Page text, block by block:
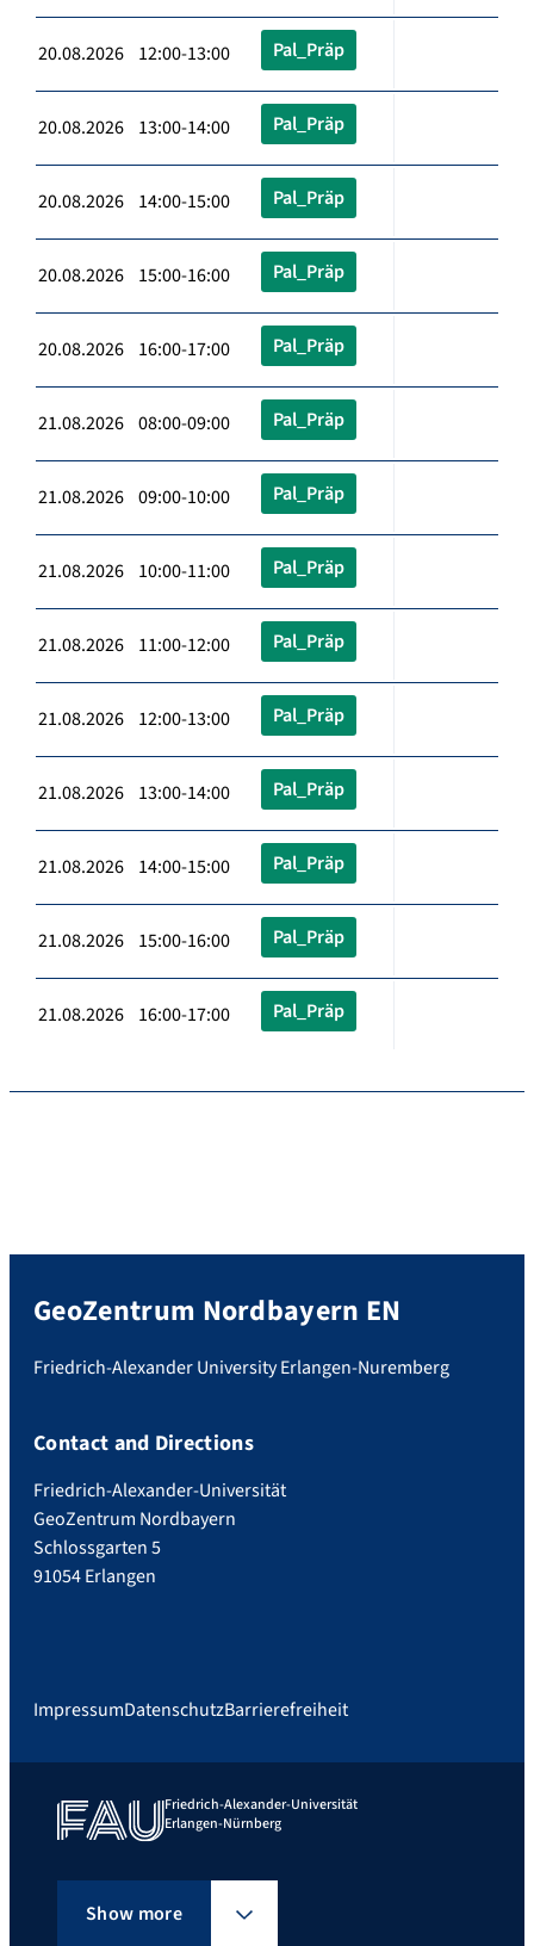
20.08.2026 12:00-13:00 Pal_Präp
20.08.2026 13:00-14:00 Pal_Präp
20.08.2026 14:00-15:00 Pal_Präp
20.08.2026 15:00-16:00 Pal_Präp
20.08.2026 16:00-17:00 Pal_Präp
21.08.2026 08:00-09:00 Pal_Präp
21.08.2026 09:00-10:00 Pal_Präp
21.08.2026 10:00-11:00 Pal_Präp
21.08.2026 11:00-12:00 Pal_Präp
21.08.2026 12:00-13:00 Pal_Präp
21.08.2026 13:00-14:00 Pal_Präp
21.08.2026 14:00-15:00 Pal_Präp
21.08.2026 15:00-16:00 Pal_Präp
21.08.2026 16:00-17:00 Pal_Präp
GeoZentrum Nordbayern EN
Friedrich-Alexander University Erlangen-Nuremberg
Contact and Directions
Friedrich-Alexander-Universität
GeoZentrum Nordbayern
Schlossgarten 5
91054 Erlangen
ImpressumDatenschutzBarrierefreiheit
Friedrich-Alexander-Universität
Erlangen-Nürnberg
Show more